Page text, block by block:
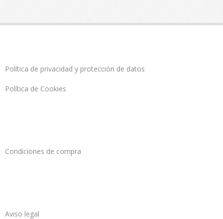
Política de privacidad y protección de datos
Política de Cookies
Condiciones de compra
Aviso legal